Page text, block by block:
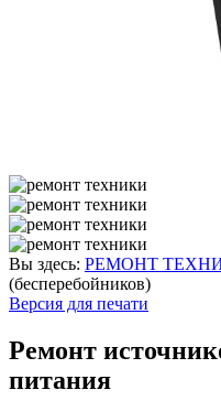
Вы здесь: РЕМОНТ
(бесперебойников)
Версия для печати
Ремонт
питания